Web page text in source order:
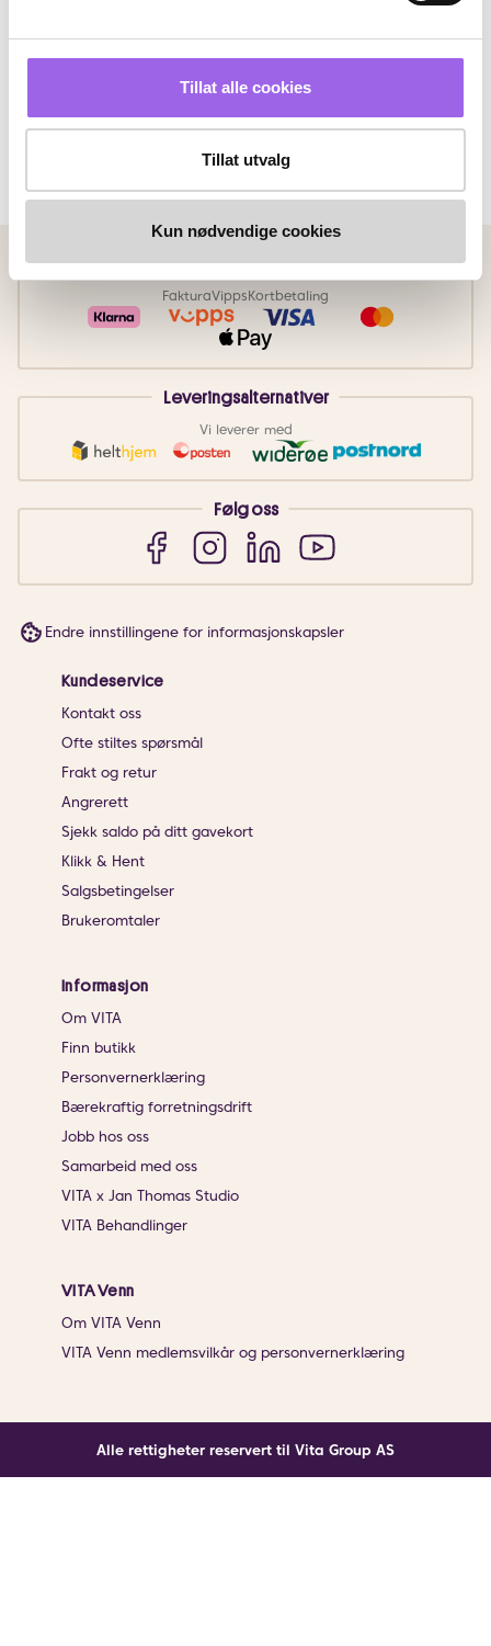
Tillat alle cookies
Tillat utvalg
Kun nødvendige cookies
Betalingsmetoder
FakturaVippsKortbetaling
Leveringsalternativer
Vi leverer med
Følg oss
Endre innstillingene for informasjonskapsler
Kundeservice
Kontakt oss
Ofte stiltes spørsmål
Frakt og retur
Angrerett
Sjekk saldo på ditt gavekort
Klikk & Hent
Salgsbetingelser
Brukeromtaler
Informasjon
Om VITA
Finn butikk
Personvernerklæring
Bærekraftig forretningsdrift
Jobb hos oss
Samarbeid med oss
VITA x Jan Thomas Studio
VITA Behandlinger
VITA Venn
Om VITA Venn
VITA Venn medlemsvilkår og personvernerklæring
Alle rettigheter reservert til Vita Group AS